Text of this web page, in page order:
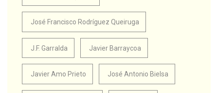
José Francisco Rodríguez Queiruga
J.F. Garralda Javier Barraycoa
Javier Amo Prieto José Antonio Bielsa